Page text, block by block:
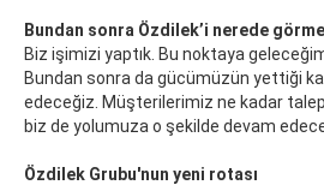
Bundan sonra Özdilek’i nerede
Biz işimizi yaptık. Bu noktaya
Bundan sonra da gücümüzün yettiği
edeceğiz. Müşterilerimiz ne kadar
biz de yolumuza o şekilde devam
Özdilek Grubu'nun yeni rotası